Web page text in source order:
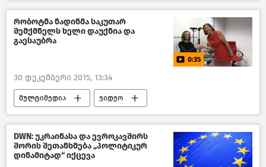
რობოტმა ნადინმა საკუთარ
შემქმნელს ხელი დაუქნია და
გაესაუბრა
0:35
30 დეკემბერი 2015, 13:34
მულტიმედია ვიდეო
ახალი ამბები
მსოფლიოს ახალი ამბები
DWN: უკრაინასა და ევროკავშირს
შორის შეთანხმება „პოლიტიკურ
დინამიტად“ იქცევა